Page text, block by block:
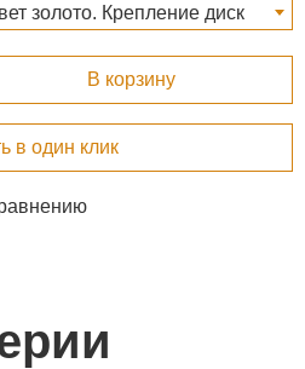
золото. Крепление диск